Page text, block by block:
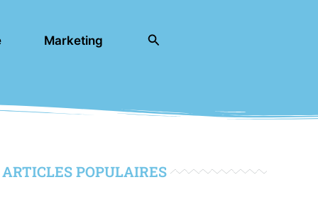
Marketing Rechercher
ARTICLES POPULAIRES